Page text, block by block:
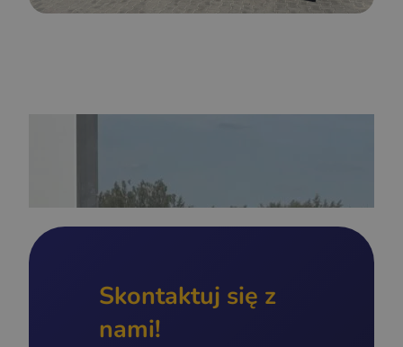
Skontaktuj się z
nami!